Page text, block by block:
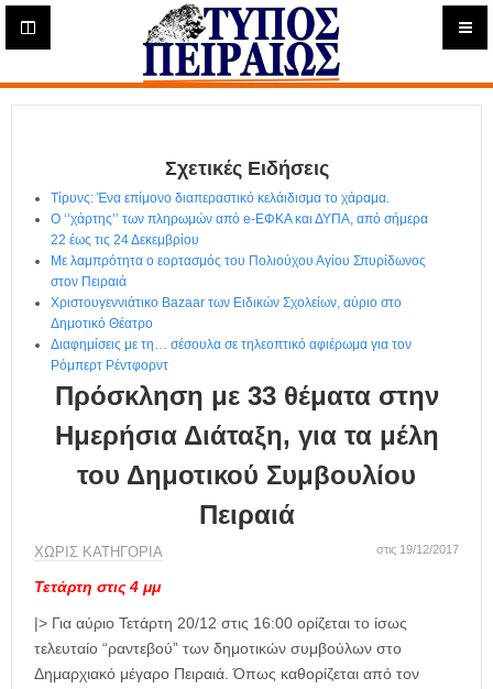
Η
ε
ρ
Σχετικές Ειδήσεις
Τίρυνς: Ένα επίμονο διαπεραστικό κελάιδισμα το χάραμα.
Ο ‘’χάρτης’’ των πληρωμών από e-ΕΦΚΑ και ΔΥΠΑ, από σήμερα
22 έως τις 24 Δεκεμβρίου
Με λαμπρότητα ο εορτασμός του Πολιούχου Αγίου Σπυρίδωνος
στον Πειραιά
Χριστουγεννιάτικο Bazaar των Ειδικών Σχολείων, αύριο στο
Δημοτικό Θέατρο
Διαφημίσεις με τη… σέσουλα σε τηλεοπτικό αφιέρωμα για τον
Ρόμπερτ Ρέντφορντ
Πρόσκληση με 33 θέματα στην
Ημερήσια Διάταξη, για τα μέλη
του Δημοτικού Συμβουλίου
Πειραιά
ΧΩΡΊΣ ΚΑΤΗΓΟΡΊΑ στις 19/12/2017
Τετάρτη στις 4 μμ
|> Για αύριο Τετάρτη 20/12 στις 16:00 ορίζεται το ίσως
τελευταίο “ραντεβού” των δημοτικών συμβούλων στο
Δημαρχιακό μέγαρο Πειραιά. Όπως καθορίζεται από τον